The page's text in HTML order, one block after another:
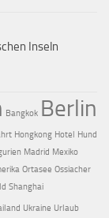
Inseln
Bangkok Berlin
Hongkong Hotel
Hund
Madrid Mexiko
Ortasee Ossiacher
Shanghai
Ukraine Urlaub